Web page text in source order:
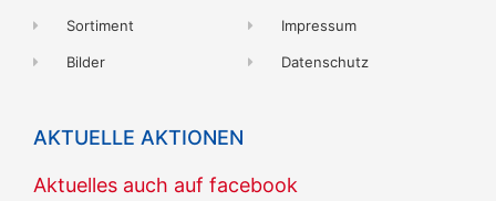
Sortiment
Bilder
Impressum
Datenschutz
AKTUELLE AKTIONEN
Aktuelles auch auf facebook